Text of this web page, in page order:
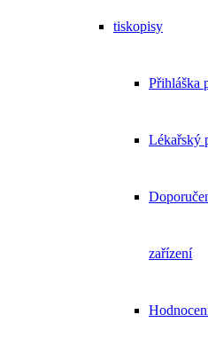
tiskopisy
Přihláška
Lékařský
zařízení